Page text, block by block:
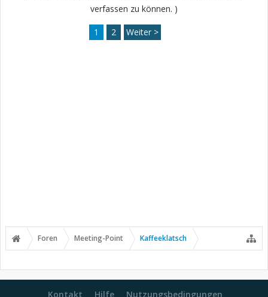
verfassen zu können. )
1 2 Weiter >
Foren Meeting-Point Kaffeeklatsch
Kontakt Hilfe Nutzungsbedingungen